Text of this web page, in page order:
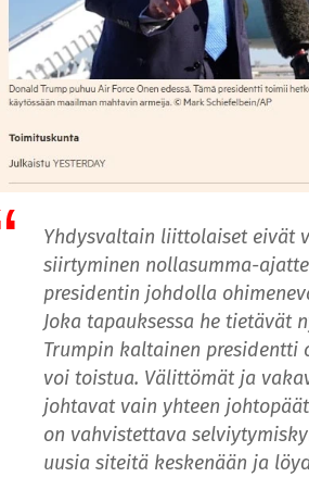
Yhdysvaltain liittolaiset eivät
siirtyminen nollasumma-
presidentin johdolla
Joka tapauksessa he tietävät
Trumpin kaltainen presidentti
voi toistua. Välittömät ja
johtavat vain yhteen
on vahvistettava
uusia siteitä keskenään ja